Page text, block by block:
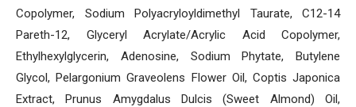
Copolymer, Sodium Polyacryloyldimethyl Taurate, C12-14
Pareth-12, Glyceryl Acrylate/Acrylic Acid Copolymer,
Ethylhexylglycerin, Adenosine, Sodium Phytate, Butylene
Glycol, Pelargonium Graveolens Flower Oil, Coptis Japonica
Extract, Prunus Amygdalus Dulcis (Sweet Almond) Oil,